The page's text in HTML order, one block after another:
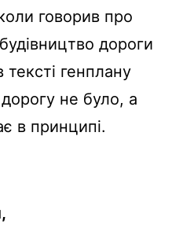
говорив про
дороги
генплану
не було, а
в принципі.